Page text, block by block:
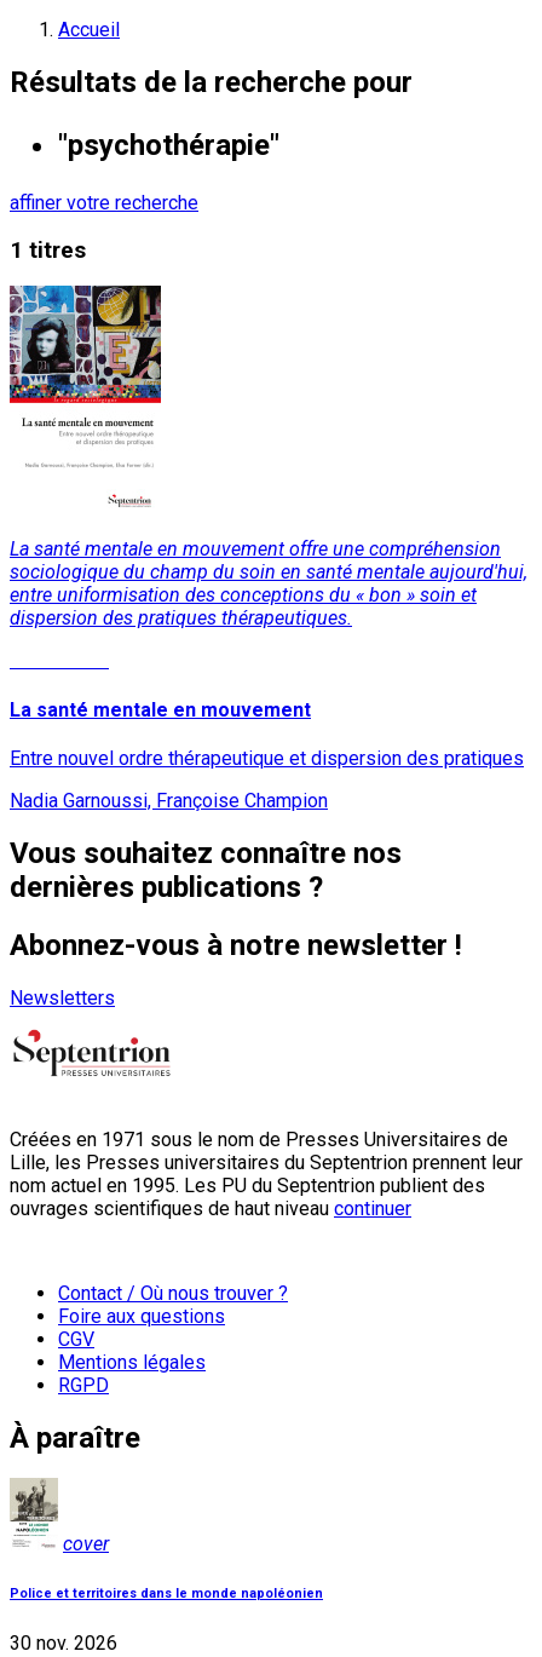
Accueil
Résultats de la recherche pour
"psychothérapie"
affiner votre recherche
1 titres
La santé mentale en mouvement offre une compréhension
sociologique du champ du soin en santé mentale aujourd'hui,
entre uniformisation des conceptions du « bon » soin et
dispersion des pratiques thérapeutiques.
La santé mentale en mouvement
Entre nouvel ordre thérapeutique et dispersion des pratiques
Nadia Garnoussi, Françoise Champion
Vous souhaitez connaître nos
dernières publications ?
Abonnez-vous à notre newsletter !
Newsletters
Créées en 1971 sous le nom de Presses Universitaires de
Lille, les Presses universitaires du Septentrion prennent leur
nom actuel en 1995. Les PU du Septentrion publient des
ouvrages scientifiques de haut niveau continuer
Contact / Où nous trouver ?
Foire aux questions
CGV
Mentions légales
RGPD
À paraître
cover
Police et territoires dans le monde napoléonien
30 nov. 2026